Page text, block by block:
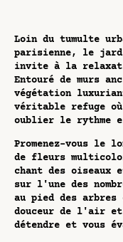
Loin du tumulte
parisienne, le
invite à la
Entouré de murs
végétation
véritable refuge
oublier le rythme
Promenez-vous le
de fleurs
chant des oiseaux
sur l'une des
au pied des
douceur de l'air et
détendre et vous